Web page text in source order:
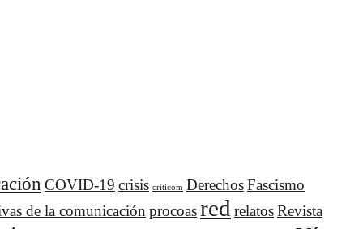
COVID-19 crisis criticom DerechosFascismo
de la comunicación procoasred relatosRevista